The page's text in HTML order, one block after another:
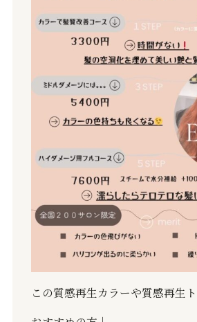
この質感再生カラーや質感再生